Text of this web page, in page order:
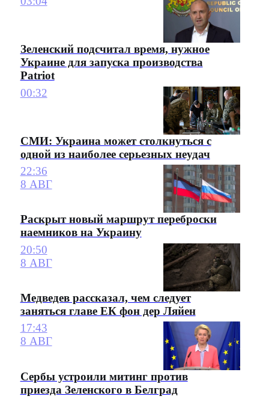
Зеленский подсчитал время, нужное
Украине для запуска производства
Patriot
00:32
СМИ: Украина может столкнуться с
одной из наиболее серьезных неудач
22:36
8 АВГ
Раскрыт новый маршрут переброски
наемников на Украину
20:50
8 АВГ
Медведев рассказал, чем следует
заняться главе ЕК фон дер Ляйен
17:43
8 АВГ
Сербы устроили митинг против
приезда Зеленского в Белград